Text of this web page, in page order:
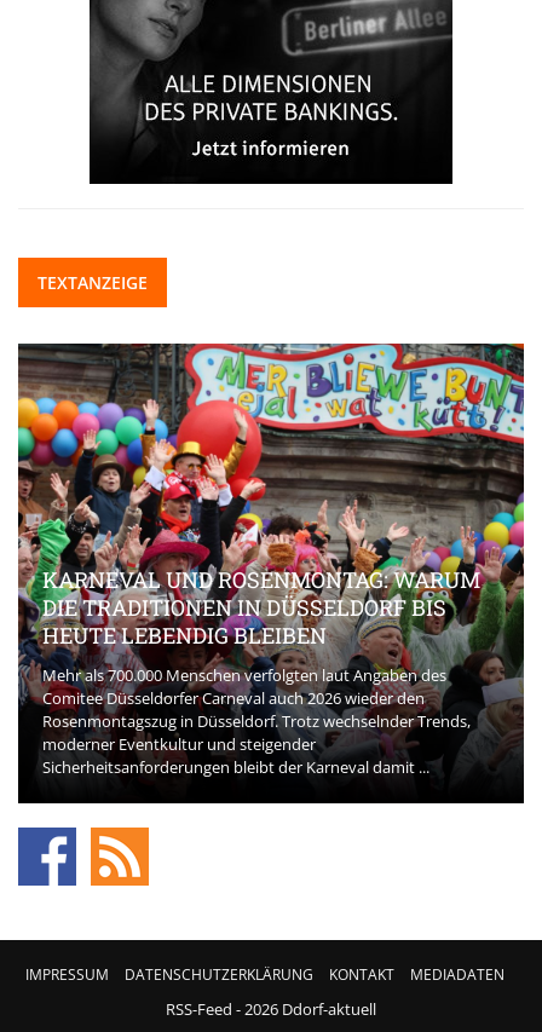
TEXTANZEIGE
KARNEVAL UND ROSENMONTAG: WARUM
DIE TRADITIONEN IN DÜSSELDORF BIS
HEUTE LEBENDIG BLEIBEN
Mehr als 700.000 Menschen verfolgten laut Angaben des
Comitee Düsseldorfer Carneval auch 2026 wieder den
Rosenmontagszug in Düsseldorf. Trotz wechselnder Trends,
moderner Eventkultur und steigender
Sicherheitsanforderungen bleibt der Karneval damit ...
IMPRESSUM DATENSCHUTZERKLÄRUNG KONTAKT MEDIADATEN
RSS-Feed - 2026 Ddorf-aktuell